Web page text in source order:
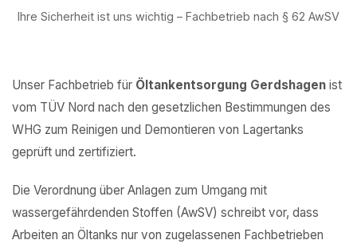
Ihre Sicherheit ist uns wichtig – Fachbetrieb nach § 62 AwSV
Unser Fachbetrieb für Öltankentsorgung Gerdshagen ist
vom TÜV Nord nach den gesetzlichen Bestimmungen des
WHG zum Reinigen und Demontieren von Lagertanks
geprüft und zertifiziert.
Die Verordnung über Anlagen zum Umgang mit
wassergefährdenden Stoffen (AwSV) schreibt vor, dass
Arbeiten an Öltanks nur von zugelassenen Fachbetrieben